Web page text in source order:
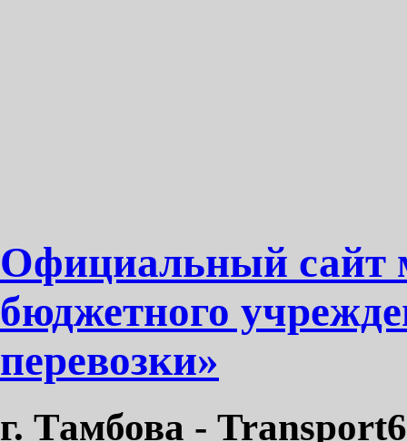
Официальный сайт
бюджетного
перевозки»
г. Тамбова -